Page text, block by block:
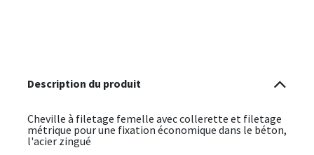
Description du produit
Cheville à filetage femelle avec collerette et filetage
métrique pour une fixation économique dans le béton,
l'acier zingué